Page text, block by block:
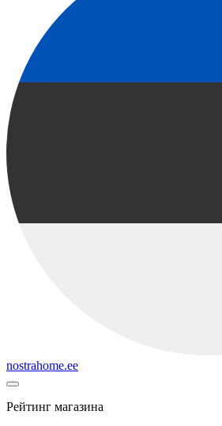
nostrahome.ee
Рейтинг магазина